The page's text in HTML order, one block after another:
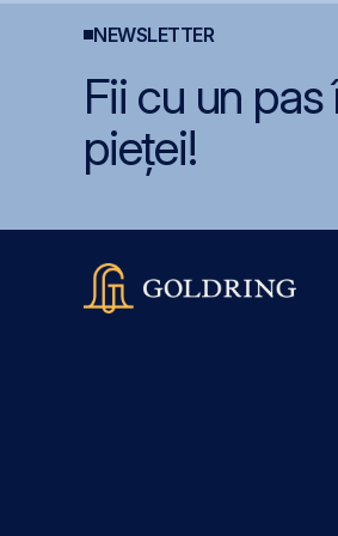
NEWSLETTER
Fii cu un
pieței!